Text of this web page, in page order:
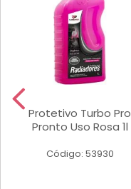
Protetivo Turbo Pro
Pronto Uso Rosa 1l
Código: 53930